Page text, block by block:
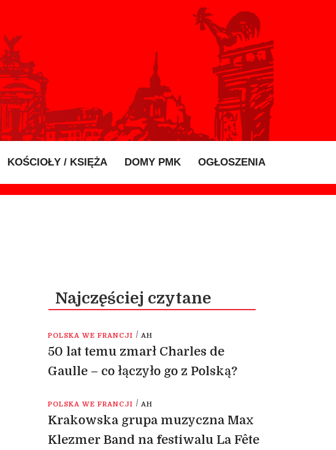
KOŚCIOŁY / KSIĘŻA DOMY PMK OGŁOSZENIA
Najczęściej czytane
POLSKA WE FRANCJI / AH
50 lat temu zmarł Charles de
Gaulle – co łączyło go z Polską?
POLSKA WE FRANCJI / AH
Krakowska grupa muzyczna Max
Klezmer Band na festiwalu La Fête